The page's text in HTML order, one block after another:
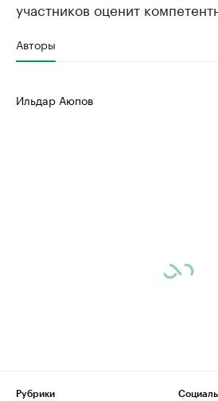
участников оценит
Авторы
Ильдар Аюпов
Рубрики